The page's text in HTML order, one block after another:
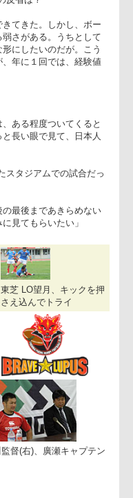
適応できた部分、できなか
人一人の寄りの素早さで後
の反省は？
できてきた。しかし、ボー
な形にしたいのだが。こう
が、年に１回では、経験値
は、ある程度ついてくると
っと長い眼で見て、日本人
」
いたスタジアムでの試合だ
後の最後まであきらめない
みに見てもらいたい」
東芝 LO望月、キックを
さえ込んでトライ